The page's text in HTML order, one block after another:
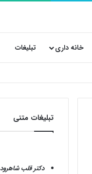
خانه داری تبلیغات
تبلیغات متنی
دکتر قلب شاهرود